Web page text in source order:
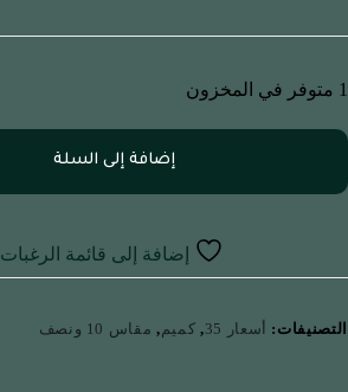
1 متوفر في المخزون
إضافة إلى السلة
إضافة إلى قائمة الرغبات
التصنيفات: أسعار 35 , كميم , مقاس 10 ونصف